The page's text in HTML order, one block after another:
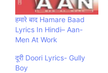
हमारे बाद Hamare Baad
Lyrics In Hindi– Aan-
Men At Work
दूरी Doori Lyrics- Gully
Boy